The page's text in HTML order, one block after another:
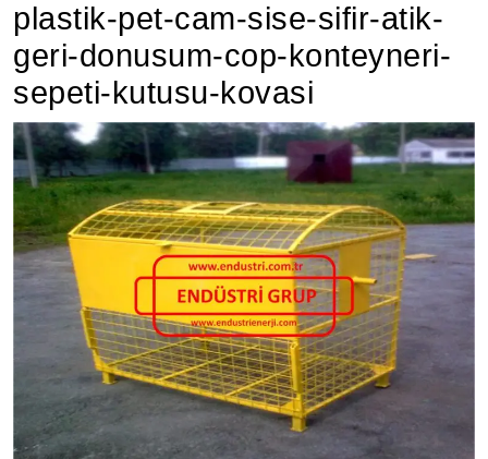
plastik-pet-cam-sise-sifir-atik-
geri-donusum-cop-konteyneri-
sepeti-kutusu-kovasi